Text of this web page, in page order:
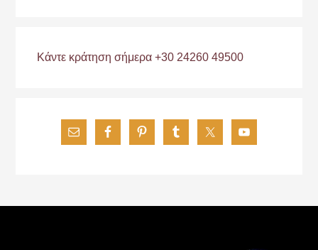
Κάντε κράτηση σήμερα +30 24260 49500